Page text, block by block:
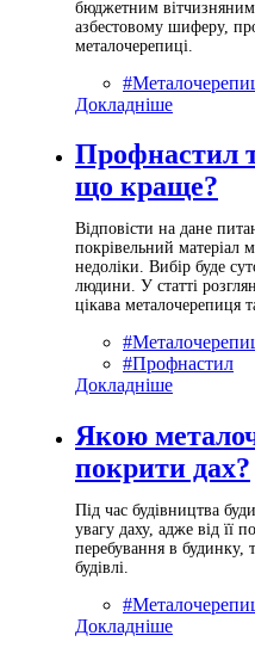
бюджетним вітчизняним
азбестовому шиферу,
металочерепиці.
Докладніше
Профнастил
що краще?
Відповісти на дане
покрівельний матеріал
недоліки. Вибір буде
людини. У статті
цікава металочерепиця
#Профнастил
Докладніше
Якою
покрити дах?
Під час будівництва
увагу даху, адже від її
перебування в будинку,
будівлі.
Докладніше